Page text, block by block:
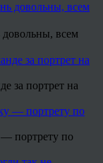
всем
за портрет на
портрету по